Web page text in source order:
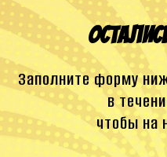
Заполните форму
в
чтобы на